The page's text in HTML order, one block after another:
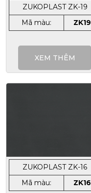
ZUKOPLAST ZK-19
Mã màu:
ZK19
XEM THÊM
ZUKOPLAST ZK-16
Mã màu:
ZK16